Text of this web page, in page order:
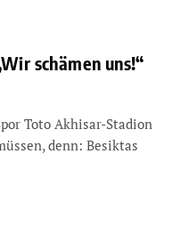
schämen uns!“
Toto Akhisar-Stadion
denn: Besiktas